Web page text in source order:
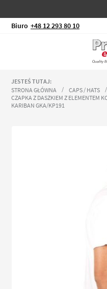
Biuro +48 12 293 80 10
JESTEŚ TUTAJ:
STRONA GŁÓWNA
CAPS / HATS
CZAPKA Z DASZKIEM Z ELEMENTEM
KARIBAN GKA/KP191